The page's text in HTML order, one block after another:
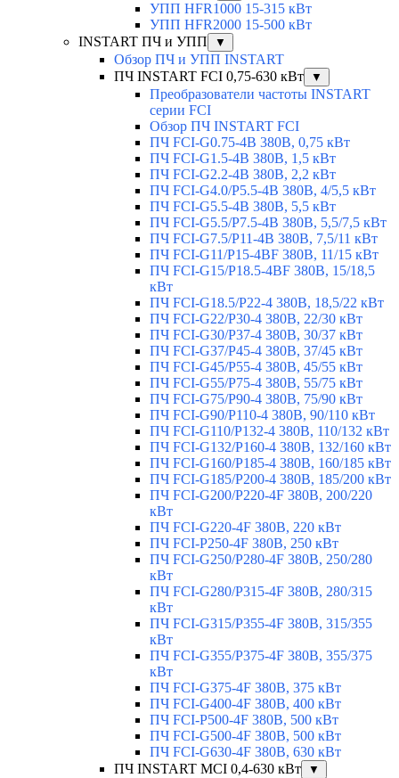
УПП HFR1000 15-315 кВт
УПП HFR2000 15-500 кВт
INSTART ПЧ и УПП
▼
Обзор ПЧ и УПП INSTART
ПЧ INSTART FCI 0,75-630 кВт
▼
Преобразователи частоты INSTART
серии FCI
Обзор ПЧ INSTART FCI
ПЧ FCI-G0.75-4B 380В, 0,75 кВт
ПЧ FCI-G1.5-4B 380В, 1,5 кВт
ПЧ FCI-G2.2-4B 380В, 2,2 кВт
ПЧ FCI-G4.0/P5.5-4B 380В, 4/5,5 кВт
ПЧ FCI-G5.5-4B 380В, 5,5 кВт
ПЧ FCI-G5.5/P7.5-4B 380В, 5,5/7,5 кВт
ПЧ FCI-G7.5/P11-4B 380В, 7,5/11 кВт
ПЧ FCI-G11/P15-4BF 380В, 11/15 кВт
ПЧ FCI-G15/P18.5-4BF 380В, 15/18,5
кВт
ПЧ FCI-G18.5/P22-4 380В, 18,5/22 кВт
ПЧ FCI-G22/P30-4 380В, 22/30 кВт
ПЧ FCI-G30/P37-4 380В, 30/37 кВт
ПЧ FCI-G37/P45-4 380В, 37/45 кВт
ПЧ FCI-G45/P55-4 380В, 45/55 кВт
ПЧ FCI-G55/P75-4 380В, 55/75 кВт
ПЧ FCI-G75/P90-4 380В, 75/90 кВт
ПЧ FCI-G90/P110-4 380В, 90/110 кВт
ПЧ FCI-G110/P132-4 380В, 110/132 кВт
ПЧ FCI-G132/P160-4 380В, 132/160 кВт
ПЧ FCI-G160/P185-4 380В, 160/185 кВт
ПЧ FCI-G185/P200-4 380В, 185/200 кВт
ПЧ FCI-G200/P220-4F 380В, 200/220
кВт
ПЧ FCI-G220-4F 380В, 220 кВт
ПЧ FCI-P250-4F 380В, 250 кВт
ПЧ FCI-G250/P280-4F 380В, 250/280
кВт
ПЧ FCI-G280/P315-4F 380В, 280/315
кВт
ПЧ FCI-G315/P355-4F 380В, 315/355
кВт
ПЧ FCI-G355/P375-4F 380В, 355/375
кВт
ПЧ FCI-G375-4F 380В, 375 кВт
ПЧ FCI-G400-4F 380В, 400 кВт
ПЧ FCI-P500-4F 380В, 500 кВт
ПЧ FCI-G500-4F 380В, 500 кВт
ПЧ FCI-G630-4F 380В, 630 кВт
ПЧ INSTART MCI 0,4-630 кВт
▼